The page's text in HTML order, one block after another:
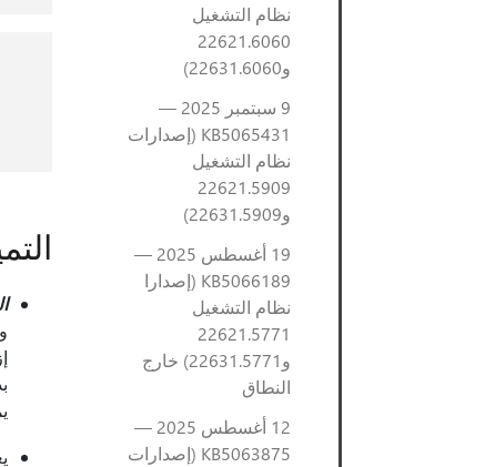
نظام التشغيل
22621.6060
و22631.6060)
9 سبتمبر 2025 —
KB5065431 (إصدارات
نظام التشغيل
22621.5909
و22631.5909)
19 أغسطس 2025 —
KB5066189 (إصدارا
نظام التشغيل
22621.5771
و22631.5771) خارج
النطاق
12 أغسطس 2025 —
KB5063875 (إصدارات